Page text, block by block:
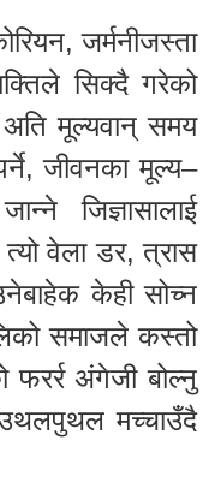
जर्मनीजस्ता
सिक्दै गरेको
मूल्यवान् समय
जीवनका मूल्य–
जिज्ञासालाई
वेला डर, त्रास
केही सोच्न
समाजले कस्तो
फरर्र अंगेजी बोल्नु
मच्चाउँदै